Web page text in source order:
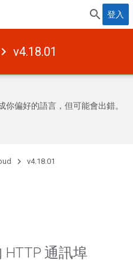
登入
v4.18.01
你偏好的語言，但可能會出錯。
v4.18.01
通訊埠